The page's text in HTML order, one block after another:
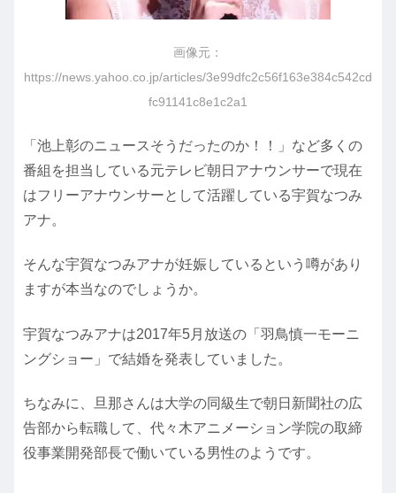
画像元：
https://news.yahoo.co.jp/articles/3e99dfc2c56f163e384c542cd
fc91141c8e1c2a1
「池上彰のニュースそうだったのか！！」など多くの
番組を担当している元テレビ朝日アナウンサーで現在
はフリーアナウンサーとして活躍している宇賀なつみ
アナ。
そんな宇賀なつみアナが妊娠しているという噂があり
ますが本当なのでしょうか。
宇賀なつみアナは2017年5月放送の「羽鳥慎一モーニ
ングショー」で結婚を発表していました。
ちなみに、旦那さんは大学の同級生で朝日新聞社の広
告部から転職して、代々木アニメーション学院の取締
役事業開発部長で働いている男性のようです。